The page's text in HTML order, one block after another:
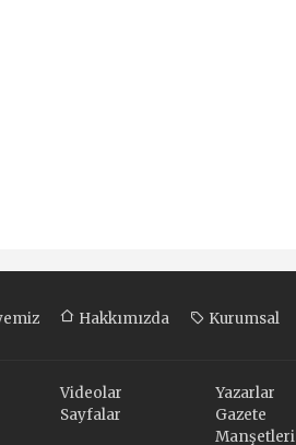
Hakkımızda Kurumsal
Videolar
Yazarlar
Sayfalar
Gazete
Manşetleri